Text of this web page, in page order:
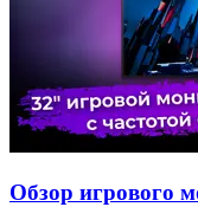
Обзор игрового